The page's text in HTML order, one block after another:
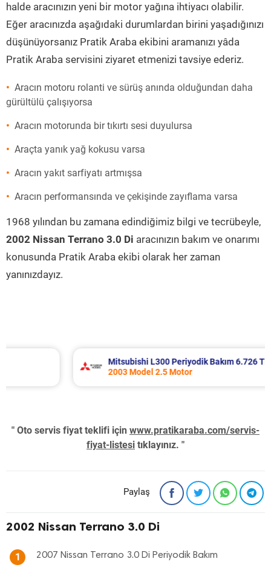
halde aracınızın yeni bir motor yağına ihtiyacı olabilir.
Eğer aracınızda aşağıdaki durumlardan birini yaşadığınızı
düşünüyorsanız Pratik Araba ekibini aramanızı yâda
Pratik Araba servisini ziyaret etmenizi tavsiye ederiz.
Aracın motoru rolanti ve sürüş anında olduğundan daha
gürültülü çalışıyorsa
Aracın motorunda bir tıkırtı sesi duyulursa
Araçta yanık yağ kokusu varsa
Aracın yakıt sarfiyatı artmışsa
Aracın performansında ve çekişinde zayıflama varsa
1968 yılından bu zamana edindiğimiz bilgi ve tecrübeyle,
2002 Nissan Terrano 3.0 Di aracınızın bakım ve onarımı
konusunda Pratik Araba ekibi olarak her zaman
yanınızdayız.
Mitsubishi L300 Periyodik Bakım 6.726 TL
2003 Model 2.5 Motor
" Oto servis fiyat teklifi için www.pratikaraba.com/servis-
fiyat-listesi tıklayınız. "
Paylaş
2002 Nissan Terrano 3.0 Di
1 2007 Nissan Terrano 3.0 Di Periyodik Bakım